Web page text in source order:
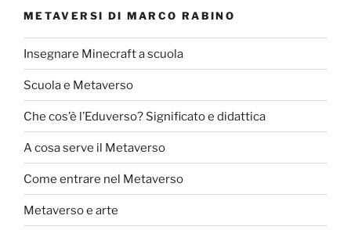
METAVERSI DI MARCO RABINO
Insegnare Minecraft a scuola
Scuola e Metaverso
Che cos’è l’Eduverso? Significato e didattica
A cosa serve il Metaverso
Come entrare nel Metaverso
Metaverso e arte